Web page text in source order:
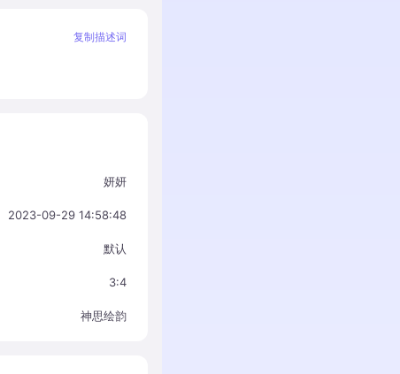
复制描述词
妍妍
2023-09-29 14:58:48
默认
3:4
神思绘韵